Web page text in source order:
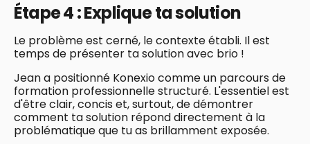
Étape 4 : Explique ta solution
Le problème est cerné, le contexte établi. Il est
temps de présenter ta solution avec brio !
Jean a positionné Konexio comme un parcours de
formation professionnelle structuré. L'essentiel est
d'être clair, concis et, surtout, de démontrer
comment ta solution répond directement à la
problématique que tu as brillamment exposée.